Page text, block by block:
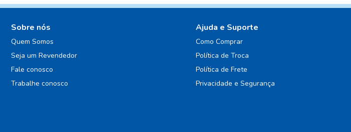
Sobre nós
Quem Somos
Seja um Revendedor
Fale conosco
Trabalhe conosco
Ajuda e Suporte
Como Comprar
Política de Troca
Política de Frete
Privacidade e Segurança